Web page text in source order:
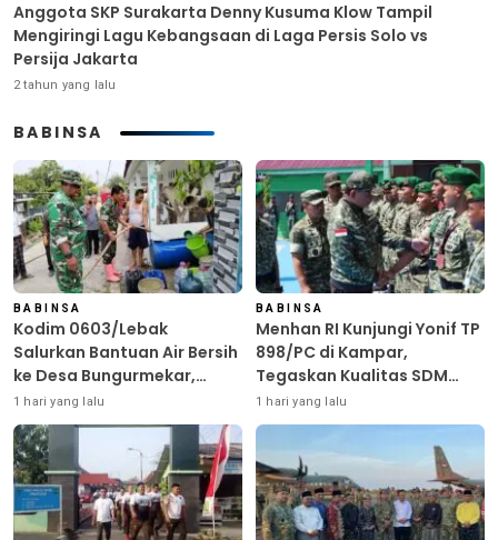
Anggota SKP Surakarta Denny Kusuma Klow Tampil
Mengiringi Lagu Kebangsaan di Laga Persis Solo vs
Persija Jakarta
2 tahun yang lalu
BABINSA
BABINSA
Kodim 0603/Lebak
Salurkan Bantuan Air Bersih
ke Desa Bungurmekar,
Ringankan Beban Warga
Terdampak Kemarau
1 hari yang lalu
BABINSA
Menhan RI Kunjungi Yonif TP
898/PC di Kampar,
Tegaskan Kualitas SDM
Kunci Kekuatan TNI
1 hari yang lalu